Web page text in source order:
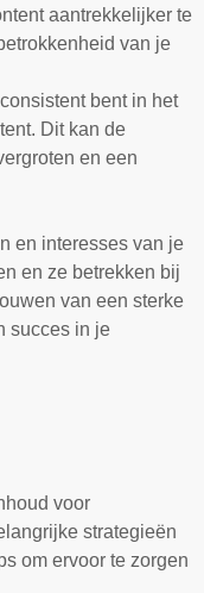
aantrekkelijker te
van je
bent in het
Dit kan de
en een
en interesses van je
en ze betrekken bij
van een sterke
succes in je
voor
strategieën
om ervoor te zorgen